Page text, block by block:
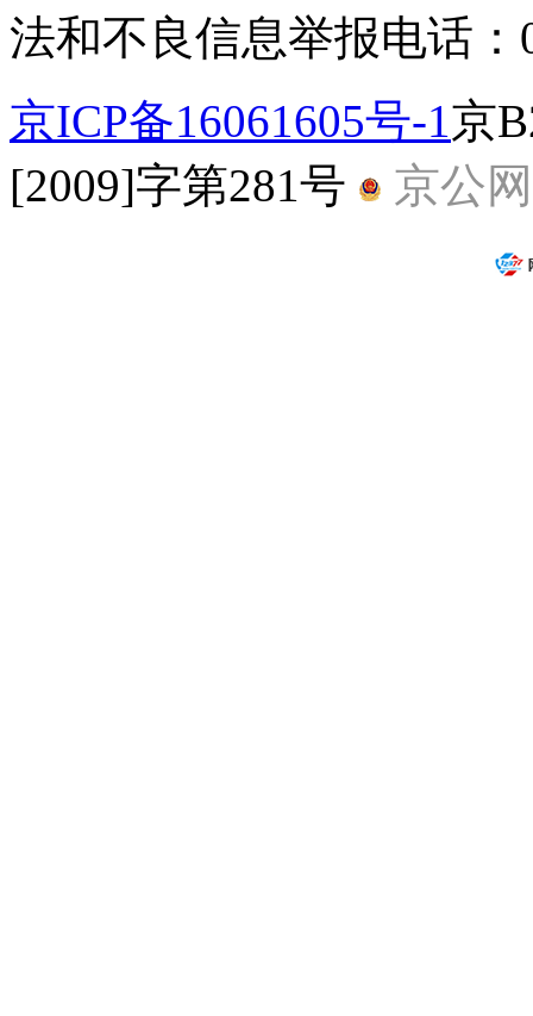
法和不良信息举报电话：
京ICP备16061605号-1 京
[2009]字第281号
京公